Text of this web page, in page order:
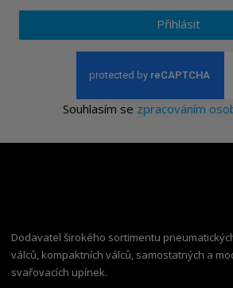
Přihlásit
Souhlasím se zpracováním
Dodavatel širokého sortimentu
válců, kompaktních válců, samostatných a
svařovacích upínek.